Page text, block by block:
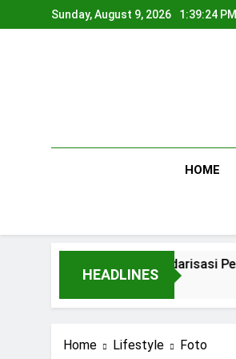
to
Sunday, August 9, 2026 1:39:25 PM
HOME
HEADLINES
Standarisasi Penanaman
Home Lifestyle Foto